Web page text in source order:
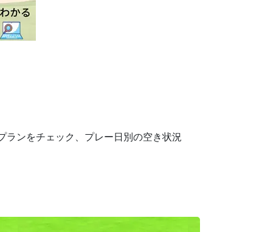
ランをチェック、プレー日別の空き状況